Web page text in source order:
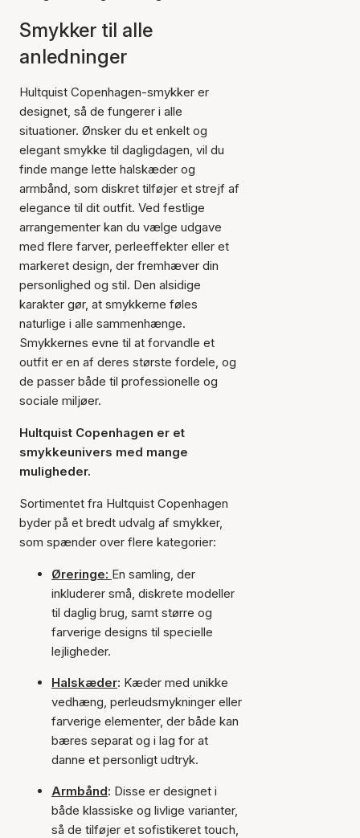
Smykker til alle
anledninger
Hultquist Copenhagen-smykker er
designet, så de fungerer i alle
situationer. Ønsker du et enkelt og
elegant smykke til dagligdagen, vil du
finde mange lette halskæder og
armbånd, som diskret tilføjer et strejf af
elegance til dit outfit. Ved festlige
arrangementer kan du vælge udgave
med flere farver, perleeffekter eller et
markeret design, der fremhæver din
personlighed og stil. Den alsidige
karakter gør, at smykkerne føles
naturlige i alle sammenhænge.
Smykkernes evne til at forvandle et
outfit er en af deres største fordele, og
de passer både til professionelle og
sociale miljøer.
Hultquist Copenhagen er et
smykkeunivers med mange
muligheder.
Sortimentet fra Hultquist Copenhagen
byder på et bredt udvalg af smykker,
som spænder over flere kategorier:
Øreringe: En samling, der
inkluderer små, diskrete modeller
til daglig brug, samt større og
farverige designs til specielle
lejligheder.
Halskæder: Kæder med unikke
vedhæng, perleudsmykninger eller
farverige elementer, der både kan
bæres separat og i lag for at
danne et personligt udtryk.
Armbånd: Disse er designet i
både klassiske og livlige varianter,
så de tilføjer et sofistikeret touch,